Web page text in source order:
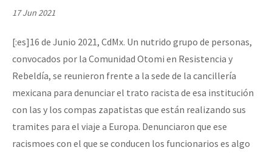
Latinoamérica
La Sexta
AutonomÍa y Resistencia
Megaproyectos
Migración
[CDMX – 20 julio] Jornadas globales por la libertad de Jesús
“Sonhando a Terra do Bem Virá” se publica no Estado Espanhol
Se o México sabe, que o mundo saiba! Nossas lutas pela
17 Jun 2021
[:es]16 de Junio 2021, CdMx. Un nutrido grupo de personas,
convocados por la Comunidad Otomi en Resistencia y
Rebeldía, se reunieron frente a la sede de la cancillería
mexicana para denunciar el trato racista de esa institución
con las y los compas zapatistas que están realizando sus
tramites para el viaje a Europa. Denunciaron que ese
racismoes con el que se conducen los funcionarios es algo